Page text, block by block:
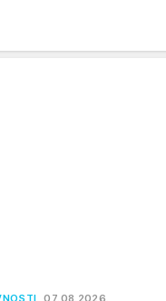
07.08.2026.